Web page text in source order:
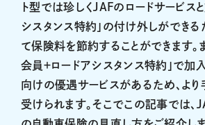
ト型では珍しくJAFのロードサービス
シスタンス特約」の付け外しができる
て保険料を節約することができます。
会員＋ロードアシスタンス特約」で加
向けの優遇サービスがあるため、よ
受けられます。そこでこの記事では、